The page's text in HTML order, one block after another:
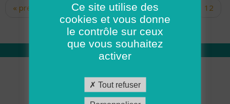
Pages
« premier ‹ précédent … 10
12
14 15 16 17
Qui sommes nous
Académie ADMR
Ce site utilise des
cookies et vous donne
le contrôle sur ceux
que vous souhaitez
activer
Tout refuser